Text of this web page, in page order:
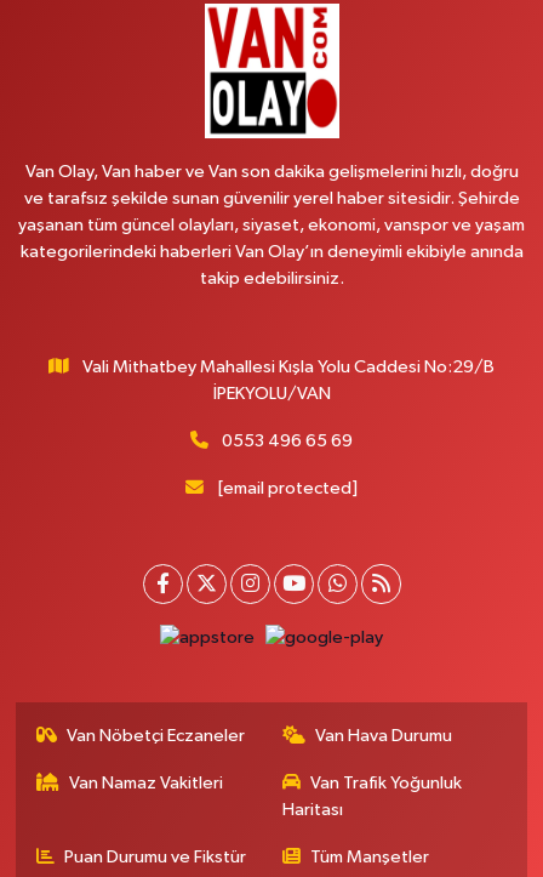
Van Olay, Van haber ve Van son dakika gelişmelerini hızlı, doğru
ve tarafsız şekilde sunan güvenilir yerel haber sitesidir. Şehirde
yaşanan tüm güncel olayları, siyaset, ekonomi, vanspor ve yaşam
kategorilerindeki haberleri Van Olay’ın deneyimli ekibiyle anında
takip edebilirsiniz.
Vali Mithatbey Mahallesi Kışla Yolu Caddesi No:29/B
İPEKYOLU/VAN
0553 496 65 69
[email protected]
Van Nöbetçi Eczaneler Van Hava Durumu
Van Namaz Vakitleri
Van Trafik Yoğunluk
Haritası
Puan Durumu ve Fikstür Tüm Manşetler